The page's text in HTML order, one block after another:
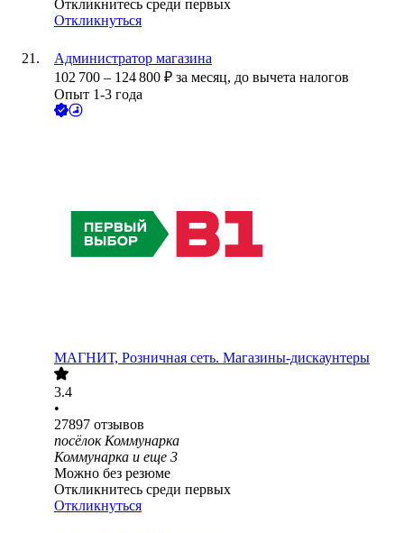
Откликнитесь среди первых
Откликнуться
Администратор магазина
102 700 – 124 800 ₽ за месяц, до вычета налогов
Опыт 1-3 года
МАГНИТ, Розничная сеть. Магазины-дискаунтеры
3.4
•
27897 отзывов
посёлок Коммунарка
Коммунарка и еще 3
Можно без резюме
Откликнитесь среди первых
Откликнуться